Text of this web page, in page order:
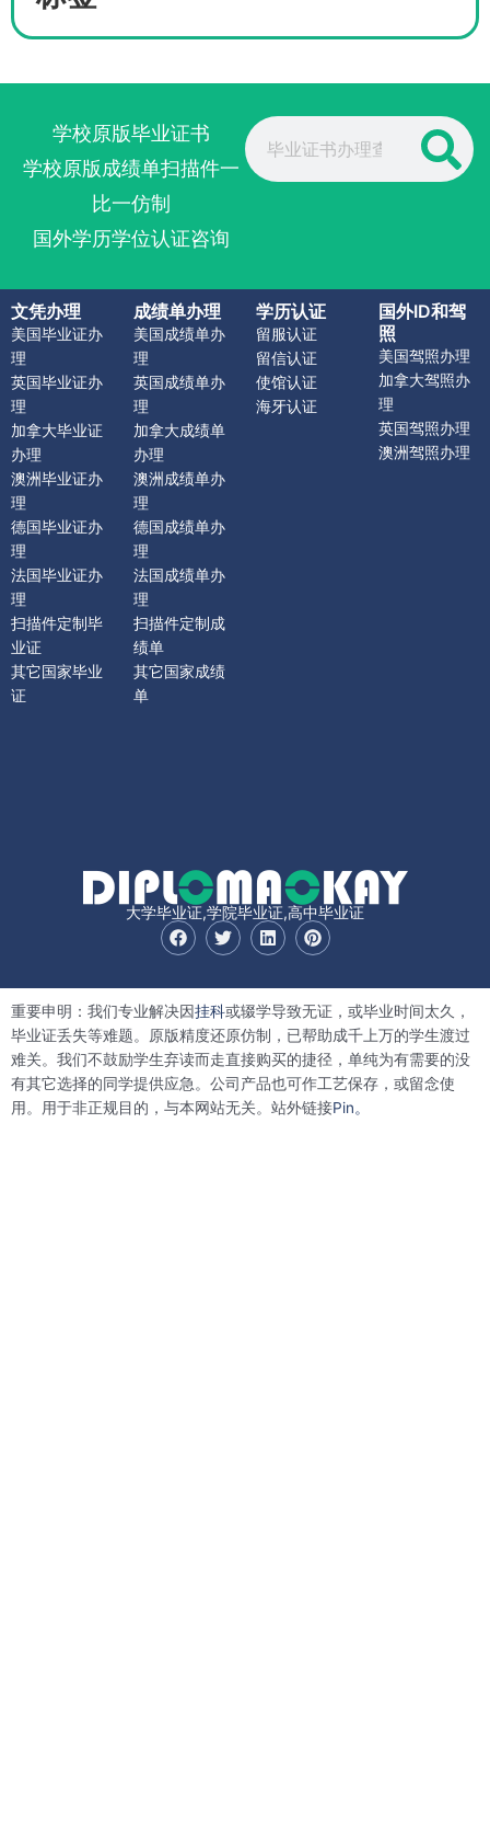
学校原版毕业证书
学校原版成绩单扫描件一
比一仿制
国外学历学位认证咨询
Search
文凭办理
美国毕业证办
理
英国毕业证办
理
加拿大毕业证
办理
澳洲毕业证办
理
德国毕业证办
理
法国毕业证办
理
扫描件定制毕
业证
其它国家毕业
证
成绩单办理
美国成绩单办
理
英国成绩单办
理
加拿大成绩单
办理
澳洲成绩单办
理
德国成绩单办
理
法国成绩单办
理
扫描件定制成
绩单
其它国家成绩
单
学历认证
留服认证
留信认证
使馆认证
海牙认证
国外ID和驾
照
美国驾照办理
加拿大驾照办
理
英国驾照办理
澳洲驾照办理
大学毕业证,学院毕业证,高中毕业证
F
a
o
o
k
T
w
t
e
r
L
i
d
i
n
P
i
r
e
s
t
重要申明：我们专业解决因挂科或辍学导致无证，或毕业时间太久，
毕业证丢失等难题。原版精度还原仿制，已帮助成千上万的学生渡过
难关。我们不鼓励学生弃读而走直接购买的捷径，单纯为有需要的没
有其它选择的同学提供应急。公司产品也可作工艺保存，或留念使
用。用于非正规目的，与本网站无关。站外链接Pin。